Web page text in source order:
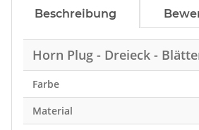
Beschreibung
Horn Plug - Dreieck -
Farbe
Material